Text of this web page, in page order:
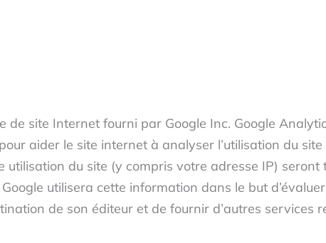
de site Internet fourni par Google Inc. Google
aider le site internet à analyser l’utilisation du
du site (y compris votre adresse IP) seront
utilisera cette information dans le but
de son éditeur et de fournir d’autres services